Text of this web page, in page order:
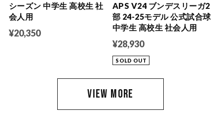
シーズン 中学生 高校生 社
会人用
¥20,350
APS V24 ブンデスリーガ2
部 24-25モデル 公式試合球
中学生 高校生 社会人用
¥28,930
SOLD OUT
VIEW MORE